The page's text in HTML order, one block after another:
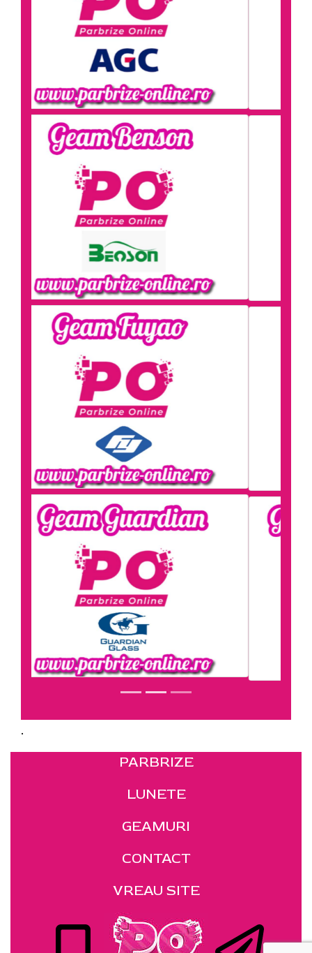
.
PARBRIZE
LUNETE
GEAMURI
CONTACT
VREAU SITE